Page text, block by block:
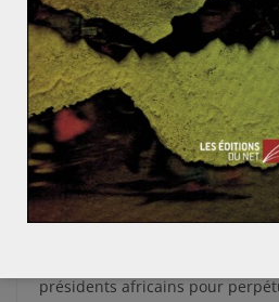
RDC.
De plus, Faure Gnassingbé
togolais, a remporté les
2020, avec plus de 72% des
actuellement sonquatrième
Quid de l’Occident ?
présidents africains pour